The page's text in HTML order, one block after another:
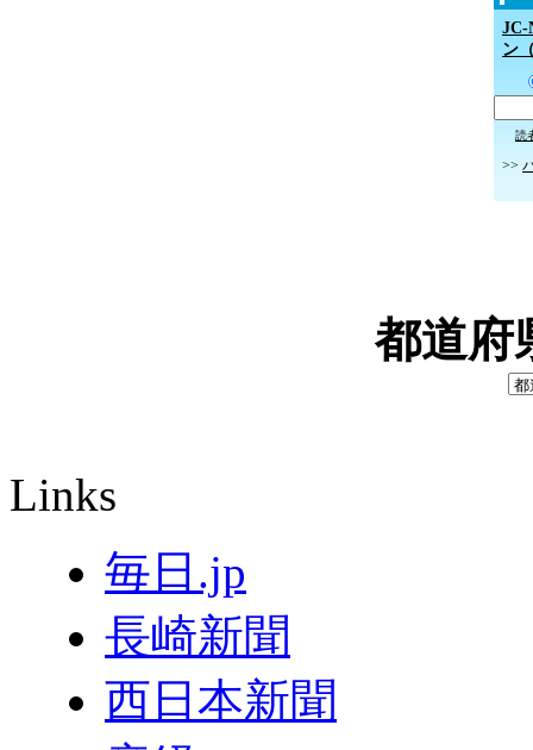
JC-
ン
読
>>
都道府
Links
毎日.jp
長崎新聞
西日本新聞